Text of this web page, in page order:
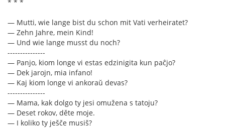
* * *
— Mutti, wie lange bist du schon mit Vati verheiratet?
— Zehn Jahre, mein Kind!
— Und wie lange musst du noch?
---------------
— Panjo, kiom longe vi estas edzinigita kun paĉjo?
— Dek jarojn, mia infano!
— Kaj kiom longe vi ankoraŭ devas?
---------------
— Mama, kak dolgo ty jesi omužena s tatoju?
— Deset rokov, děte moje.
— I koliko ty ješče musiš?